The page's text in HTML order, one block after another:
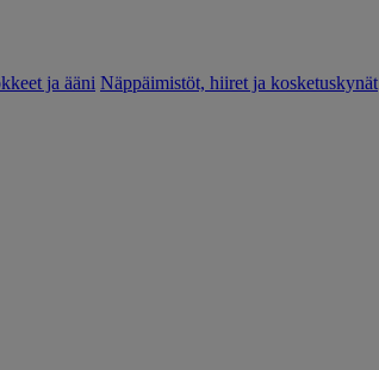
ja ääni Näppäimistöt, hiiret ja kosketuskynät